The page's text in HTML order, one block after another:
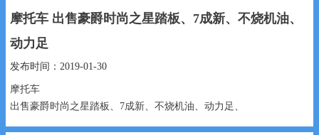
摩托车 出售豪爵时尚之星踏板、7成新、不烧机油、
动力足
发布时间：2019-01-30
摩托车
出售豪爵时尚之星踏板、7成新、不烧机油、动力足、